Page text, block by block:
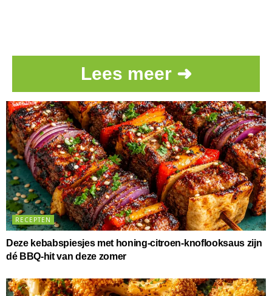
Lees meer ➜
RECEPTEN
Deze kebabspiesjes met honing-citroen-knoflooksaus zijn
dé BBQ-hit van deze zomer